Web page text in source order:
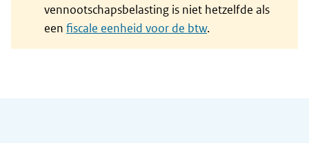
vennootschapsbelasting is niet hetzelfde als
een fiscale eenheid voor de btw.